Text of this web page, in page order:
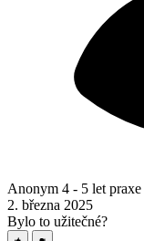
Anonym 4 - 5 let praxe
2. března 2025
Bylo to užitečné?